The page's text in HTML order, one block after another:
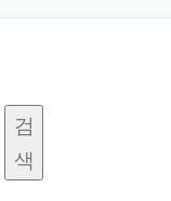
검
색